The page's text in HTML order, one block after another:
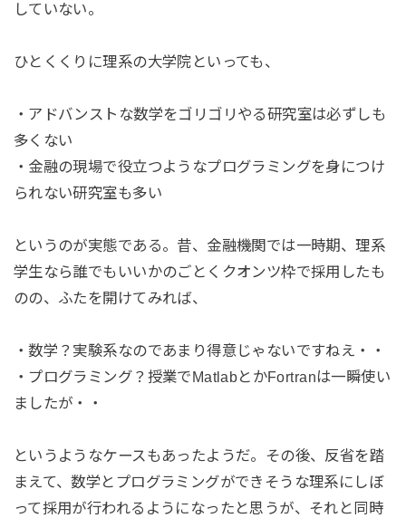
していない。
ひとくくりに理系の大学院といっても、
・アドバンストな数学をゴリゴリやる研究室は必ずしも
多くない
・金融の現場で役立つようなプログラミングを身につけ
られない研究室も多い
というのが実態である。昔、金融機関では一時期、理系
学生なら誰でもいいかのごとくクオンツ枠で採用したも
のの、ふたを開けてみれば、
・数学？実験系なのであまり得意じゃないですねえ・・
・プログラミング？授業でMatlabとかFortranは一瞬使い
ましたが・・
というようなケースもあったようだ。その後、反省を踏
まえて、数学とプログラミングができそうな理系にしぼ
って採用が行われるようになったと思うが、それと同時